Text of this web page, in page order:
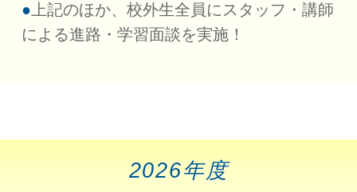
上記のほか、校外生全員にスタッフ・講師
による進路・学習面談を実施！
2026年度